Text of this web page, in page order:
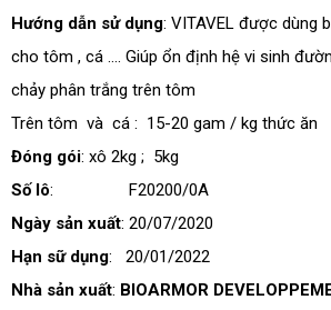
Hướng dẫn sử dụng: VITAVEL được dùng
cho tôm , cá …. Giúp ổn định hệ vi sinh
chảy phân trắng trên tôm
Trên tôm và cá : 15-20 gam / kg thức ăn
Đóng gói: xô 2kg ; 5kg
Số lô: F20200/0A
Ngày sản xuất: 20/07/2020
Hạn sữ dụng: 20/01/2022
Nhà sản xuất: BIOARMOR